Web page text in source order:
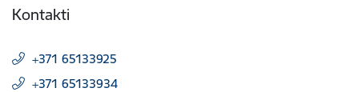
Kontakti
+371 65133925
+371 65133934